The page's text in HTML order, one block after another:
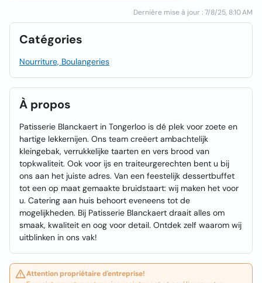
Dernière mise à jour : 7/8/25, 8:10 AM
Catégories
Nourriture, Boulangeries
À propos
Patisserie Blanckaert in Tongerloo is dé plek voor zoete en
hartige lekkernijen. Ons team creëert ambachtelijk
kleingebak, verrukkelijke taarten en vers brood van
topkwaliteit. Ook voor ijs en traiteurgerechten bent u bij
ons aan het juiste adres. Van een feestelijk dessertbuffet
tot een op maat gemaakte bruidstaart: wij maken het voor
u. Catering aan huis behoort eveneens tot de
mogelijkheden. Bij Patisserie Blanckaert draait alles om
smaak, kwaliteit en oog voor detail. Ontdek zelf waarom wij
uitblinken in ons vak!
Attention propriétaire d'entreprise!